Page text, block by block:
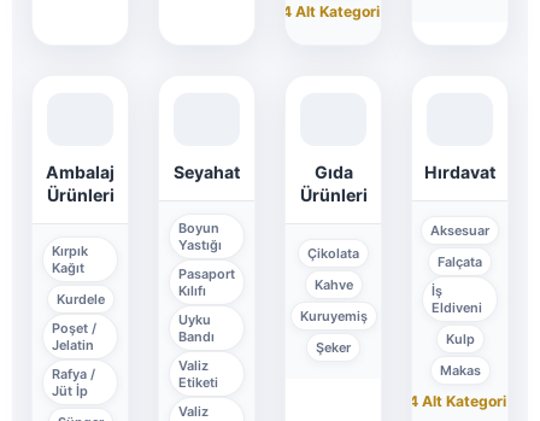
+4 Alt Kategori
Ambalaj
Ürünleri
Kırpık
Kağıt
Kurdele
Poşet /
Jelatin
Rafya /
Jüt İp
Seyahat
Boyun
Yastığı
Pasaport
Kılıfı
Uyku
Bandı
Valiz
Etiketi
Valiz
Gıda
Ürünleri
Çikolata
Kahve
Kuruyemiş
Şeker
Hırdavat
Aksesuar
Falçata
İş
Eldiveni
Kulp
Makas
+4 Alt Kategori